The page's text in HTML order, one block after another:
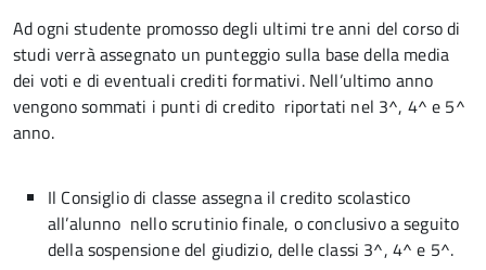
Ad ogni studente promosso degli ultimi tre anni del corso di
studi verrà assegnato un punteggio sulla base della media
dei voti e di eventuali crediti formativi. Nell’ultimo anno
vengono sommati i punti di credito riportati nel 3^, 4^ e 5^
anno.
Il Consiglio di classe assegna il credito scolastico
all’alunno nello scrutinio finale, o conclusivo a seguito
della sospensione del giudizio, delle classi 3^, 4^ e 5^.